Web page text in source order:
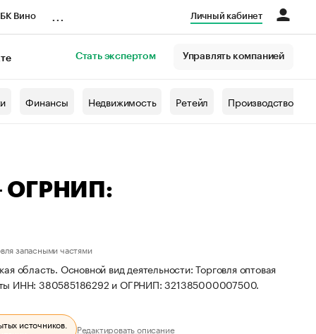
Вино Личный кабинет
Стать экспертом Управлять компанией
Финансы Недвижимость Ретейл Производство
ОГРНИП:
запасными частями
Основной вид деятельности: Торговля оптовая
ИНН: 380585186292 и ОГРНИП: 321385000007500.
источников.
Редактировать описание